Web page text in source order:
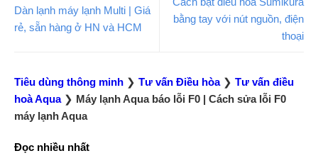
Dàn lạnh máy lạnh Multi | Giá
rẻ, sẵn hàng ở HN và HCM
bằng tay với nút nguồn, điện
thoại
Tiêu dùng thông minh ❯ Tư vấn Điều hòa❯ Tư vấn điều
hoà Aqua❯ Máy lạnh Aqua báo lỗi F0 | Cách sửa lỗi F0
máy lạnh Aqua
Đọc nhiều nhất